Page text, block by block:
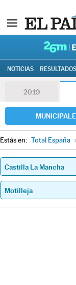
NOTICIAS
2019
Estás en: Total España